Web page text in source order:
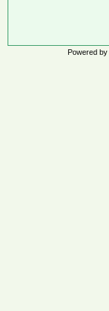
Powered by